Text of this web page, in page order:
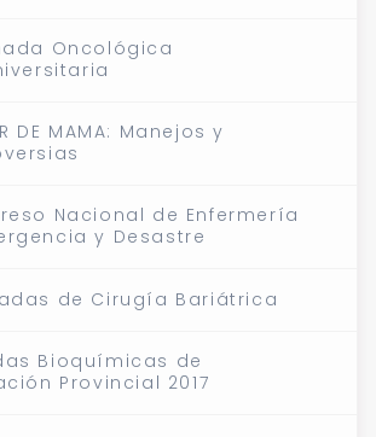
Oncológica
DE MAMA: Manejos y
Nacional de Enfermería
y Desastre
de Cirugía Bariátrica
Bioquímicas de
Provincial 2017